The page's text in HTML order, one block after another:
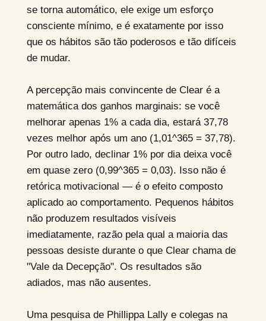
se torna automático, ele exige um esforço
consciente mínimo, e é exatamente por isso
que os hábitos são tão poderosos e tão difíceis
de mudar.
A percepção mais convincente de Clear é a
matemática dos ganhos marginais: se você
melhorar apenas 1% a cada dia, estará 37,78
vezes melhor após um ano (1,01^365 = 37,78).
Por outro lado, declinar 1% por dia deixa você
em quase zero (0,99^365 = 0,03). Isso não é
retórica motivacional — é o efeito composto
aplicado ao comportamento. Pequenos hábitos
não produzem resultados visíveis
imediatamente, razão pela qual a maioria das
pessoas desiste durante o que Clear chama de
"Vale da Decepção". Os resultados são
adiados, mas não ausentes.
Uma pesquisa de Phillippa Lally e colegas na